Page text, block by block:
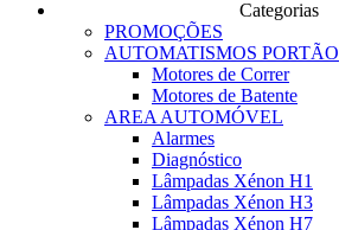
Categorias
PROMOÇÕES
AUTOMATISMOS PORTÃO
Motores de Correr
Motores de Batente
AREA AUTOMÓVEL
Alarmes
Diagnóstico
Lâmpadas Xénon H1
Lâmpadas Xénon H3
Lâmpadas Xénon H7